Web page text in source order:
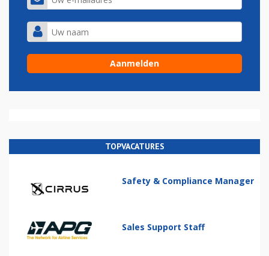
TOPVACATURES
Safety & Compliance Manager
Sales Support Staff